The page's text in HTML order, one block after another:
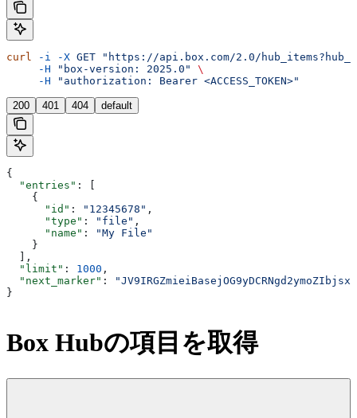
curl -i -X GET "https://api.box.com/2.0/
     -H
"box-version: 2025.0"
\
     -H
"authorization: Bearer <ACCESS_TOKEN>"
200 401 404 default
{
  "entries"
: [
    {
      "id"
: "12345678" ,
      "type"
: "file" ,
      "name"
:
"My File"
    }
  ],
  "limit"
: 1000 ,
  "next_marker"
:
}
Box Hubの項目を取得